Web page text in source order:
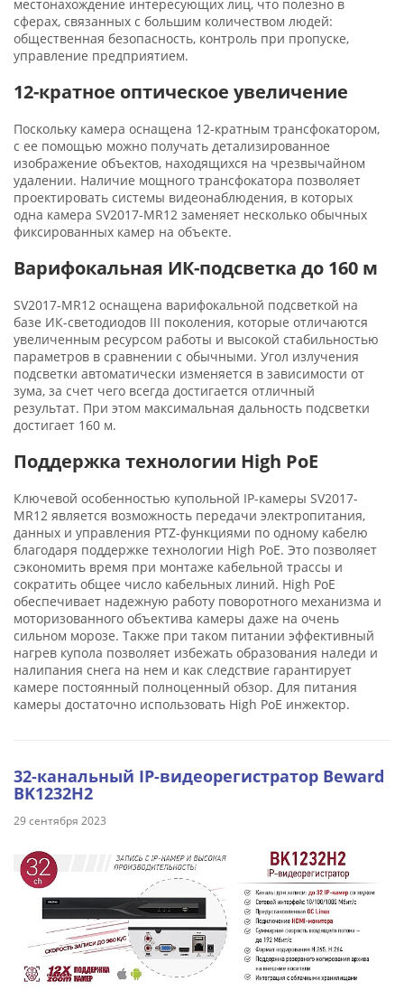
местонахождение интересующих лиц, что полезно в
сферах, связанных с большим количеством людей:
общественная безопасность, контроль при пропуске,
управление предприятием.
12-кратное оптическое увеличение
Поскольку камера оснащена 12-кратным трансфокатором,
с ее помощью можно получать детализированное
изображение объектов, находящихся на чрезвычайном
удалении. Наличие мощного трансфокатора позволяет
проектировать системы видеонаблюдения, в которых
одна камера SV2017-MR12 заменяет несколько обычных
фиксированных камер на объекте.
Варифокальная ИК-подсветка до 160 м
SV2017-MR12 оснащена варифокальной подсветкой на
базе ИК-светодиодов III поколения, которые отличаются
увеличенным ресурсом работы и высокой стабильностью
параметров в сравнении с обычными. Угол излучения
подсветки автоматически изменяется в зависимости от
зума, за счет чего всегда достигается отличный
результат. При этом максимальная дальность подсветки
достигает 160 м.
Поддержка технологии High PoE
Ключевой особенностью купольной IP-камеры SV2017-
MR12 является возможность передачи электропитания,
данных и управления PTZ-функциями по одному кабелю
благодаря поддержке технологии High PoE. Это позволяет
сэкономить время при монтаже кабельной трассы и
сократить общее число кабельных линий. High PoE
обеспечивает надежную работу поворотного механизма и
моторизованного объектива камеры даже на очень
сильном морозе. Также при таком питании эффективный
нагрев купола позволяет избежать образования наледи и
налипания снега на нем и как следствие гарантирует
камере постоянный полноценный обзор. Для питания
камеры достаточно использовать High PoE инжектор.
32-канальный IP-видеорегистратор Beward
BK1232H2
29 сентября 2023